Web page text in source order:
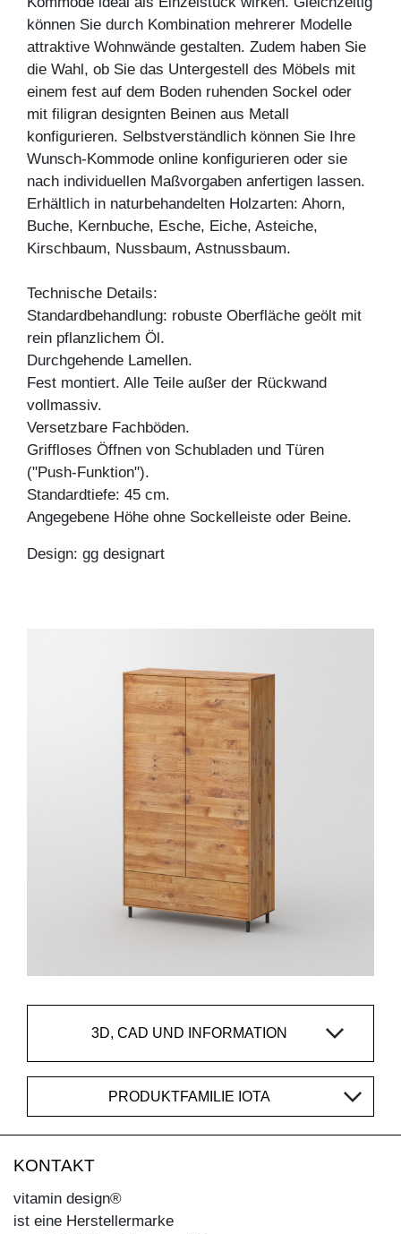
können Sie durch Kombination mehrerer Modelle
attraktive Wohnwände gestalten. Zudem haben Sie
die Wahl, ob Sie das Untergestell des Möbels mit
einem fest auf dem Boden ruhenden Sockel oder
mit filigran designten Beinen aus Metall
konfigurieren. Selbstverständlich können Sie Ihre
Wunsch-Kommode online konfigurieren oder sie
nach individuellen Maßvorgaben anfertigen lassen.
Erhältlich in naturbehandelten Holzarten: Ahorn,
Buche, Kernbuche, Esche, Eiche, Asteiche,
Kirschbaum, Nussbaum, Astnussbaum.
Technische Details:
Standardbehandlung: robuste Oberfläche geölt mit
rein pflanzlichem Öl.
Durchgehende Lamellen.
Fest montiert. Alle Teile außer der Rückwand
vollmassiv.
Versetzbare Fachböden.
Griffloses Öffnen von Schubladen und Türen
("Push-Funktion").
Standardtiefe: 45 cm.
Angegebene Höhe ohne Sockelleiste oder Beine.
Design: gg designart
3D, CAD UND INFORMATION
PRODUKTFAMILIE IOTA
KONTAKT
vitamin design®
ist eine Herstellermarke